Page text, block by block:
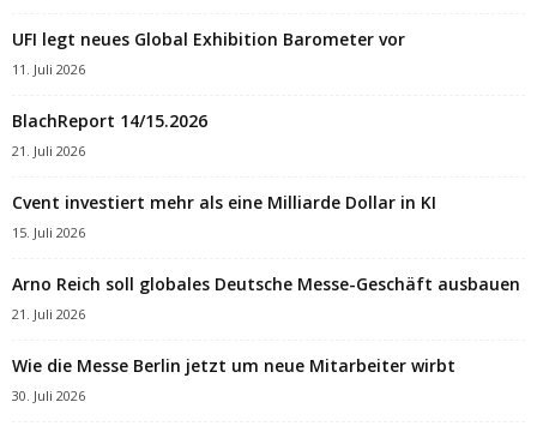
UFI legt neues Global Exhibition Barometer vor
11. Juli 2026
BlachReport 14/15.2026
21. Juli 2026
Cvent investiert mehr als eine Milliarde Dollar in KI
15. Juli 2026
Arno Reich soll globales Deutsche Messe-Geschäft ausbauen
21. Juli 2026
Wie die Messe Berlin jetzt um neue Mitarbeiter wirbt
30. Juli 2026